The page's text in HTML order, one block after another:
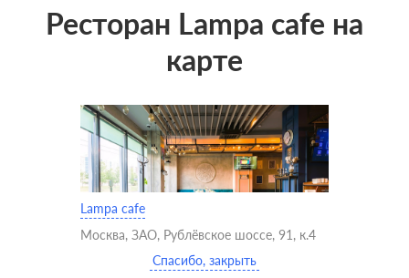
Ресторан Lampa cafe на
карте
Lampa cafe
Москва, ЗАО, Рублёвское шоссе, 91, к.4
Спасибо, закрыть